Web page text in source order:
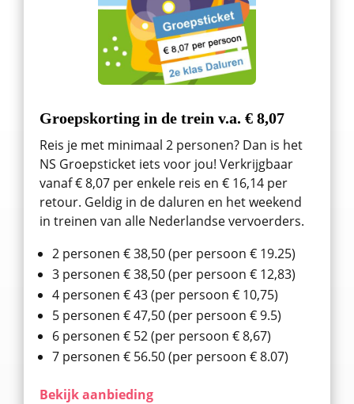
Groepskorting in de trein v.a. € 8,07
Reis je met minimaal 2 personen? Dan is het
NS Groepsticket iets voor jou! Verkrijgbaar
vanaf € 8,07 per enkele reis en € 16,14 per
retour. Geldig in de daluren en het weekend
in treinen van alle Nederlandse vervoerders.
2 personen € 38,50 (per persoon € 19.25)
3 personen € 38,50 (per persoon € 12,83)
4 personen € 43 (per persoon € 10,75)
5 personen € 47,50 (per persoon € 9.5)
6 personen € 52 (per persoon € 8,67)
7 personen € 56.50 (per persoon € 8.07)
Bekijk aanbieding